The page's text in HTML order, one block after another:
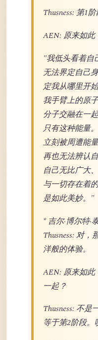
Thusness: 第1阶
AEN: 原来如此
"我低头看着自
无法界定自己
定我从哪里开
我手臂上的原
分子交融在一
只有这种能量
立刻被周遭能
再也无法辨认
自己无比广大
与一切存在着
是如此美妙。"
* 吉尔·博尔特·
Thusness: 对
洋般的体验。
AEN: 原来如
一起？
Thusness: 不
等于第2阶段。